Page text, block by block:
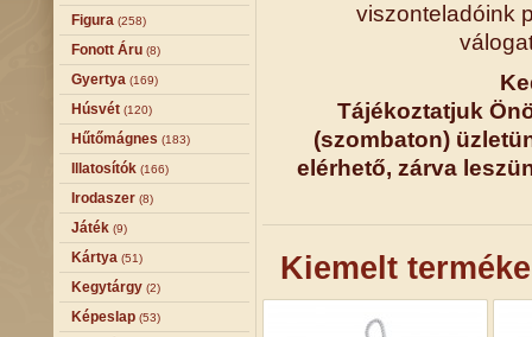
Figura (258)
Fonott Áru (8)
Gyertya (169)
Húsvét (120)
Hűtőmágnes (183)
Illatosítók (166)
Irodaszer (8)
Játék (9)
Kártya (51)
Kegytárgy (2)
Képeslap (53)
viszonteladóink
Tájékoztatjuk
(szombaton)
elérhető, zárva
Kiemelt